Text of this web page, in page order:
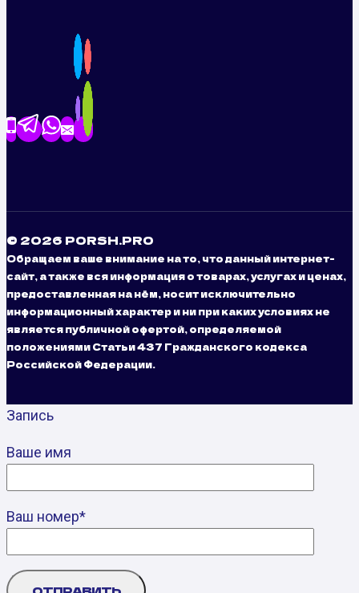
© 2026 PORSH.PRO
Обращаем ваше внимание на то, что данный интернет-
сайт, а также вся информация о товарах, услугах и ценах,
предоставленная на нём, носит исключительно
информационный характер и ни при каких условиях не
является публичной офертой, определяемой
положениями Статьи 437 Гражданского кодекса
Российской Федерации.
Запись
Ваше имя
Ваш номер*